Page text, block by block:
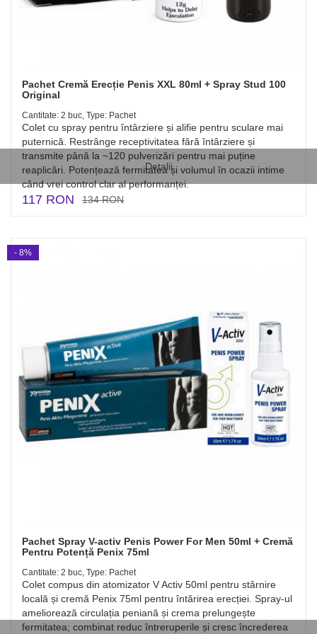
Detalii
Pachet Cremă Erecție Penis XXL 80ml + Spray Stud 100
Original
Cantitate: 2 buc, Type: Pachet
Colet cu spray pentru întârziere și alifie pentru sculare mai
puternică. Restrânge receptivitatea fără întârziere și
transmite până la ~120 pulverizări pentru mai puține
reaplicări. Potențează fermitatea și volumul în ocazii intime
când vrei control clar al performanței.
117 RON 134 RON
Pachet Spray V-activ Penis Power For Men 50ml + Cremă
Pentru Potență Penix 75ml
Cantitate: 2 buc, Type: Pachet
Colet compus din atomizator V Activ 50ml pentru stârnire
locală și cremă Penix 75ml pentru întărirea erecției. Spray-ul
ameliorează circulația peniană și crema prelungește
fermitatea; combinat reduc întreruperile și cresc încrederea
- 8%